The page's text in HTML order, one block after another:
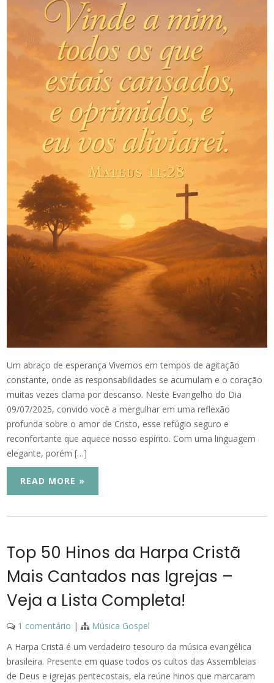
Um abraço de esperança Vivemos em tempos de agitação
constante, onde as responsabilidades se acumulam e o coração
muitas vezes clama por descanso. Neste Evangelho do Dia
09/07/2025, convido você a mergulhar em uma reflexão
profunda sobre o amor de Cristo, esse refúgio seguro e
reconfortante que aquece nosso espírito. Com uma linguagem
elegante, porém […]
READ MORE »
Top 50 Hinos da Harpa Cristã
Mais Cantados nas Igrejas –
Veja a Lista Completa!
1 comentário |
Música Gospel
A Harpa Cristã é um verdadeiro tesouro da música evangélica
brasileira. Presente em quase todos os cultos das Assembleias
de Deus e igrejas pentecostais, ela reúne hinos que marcaram